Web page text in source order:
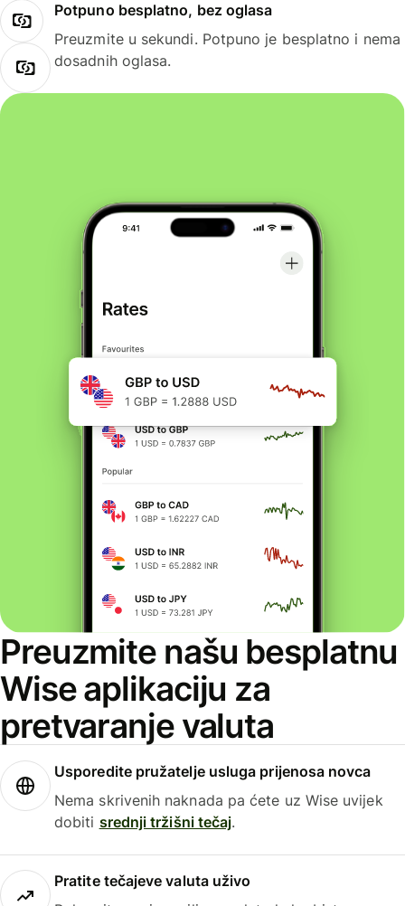
Potpuno besplatno, bez oglasa
Preuzmite u sekundi. Potpuno je besplatno i nema
dosadnih oglasa.
Preuzmite našu besplatnu
Wise aplikaciju za
pretvaranje valuta
Usporedite pružatelje usluga prijenosa novca
Nema skrivenih naknada pa ćete uz Wise uvijek
dobiti srednji tržišni tečaj.
Pratite tečajeve valuta uživo